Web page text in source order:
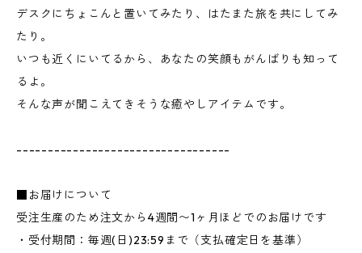
デスクにちょこんと置いてみたり、はたまた旅を共にしてみ
たり。
いつも近くにいてるから、あなたの笑顔もがんばりも知って
るよ。
そんな声が聞こえてきそうな癒やしアイテムです。
----------------------------------
■お届けについて
受注生産のため注文から4週間〜1ヶ月ほどでのお届けです
・受付期間：毎週(日)23:59まで（支払確定日を基準）